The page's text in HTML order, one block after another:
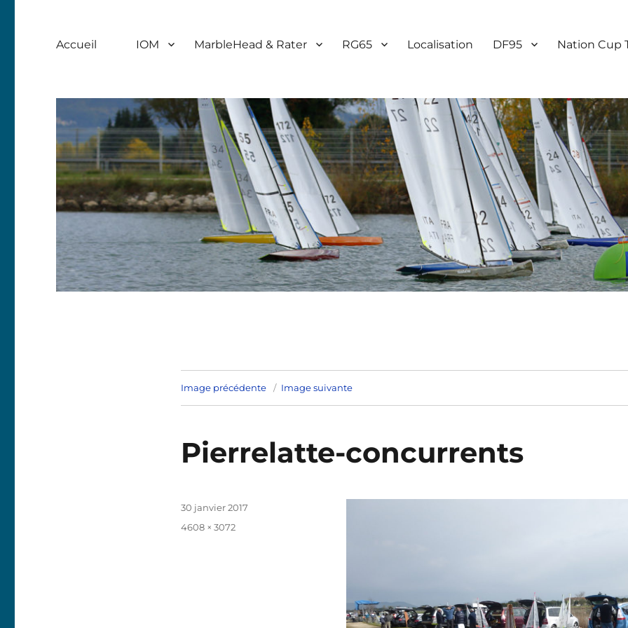
Accueil IOM MarbleHead & Rater RG65 Localisation DF95 Nation Cup
Image précédente Image suivante
Pierrelatte-concurrents
Publié
30 janvier 2017
Taille
4608 × 3072